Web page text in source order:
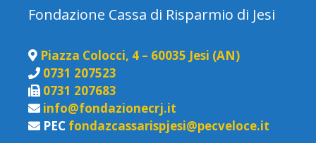
Fondazione Cassa di Risparmio di Jesi
Piazza Colocci, 4 – 60035 Jesi (AN)
0731 207523
0731 207683
info@fondazionecrj.it
PEC fondazcassarispjesi@pecveloce.it